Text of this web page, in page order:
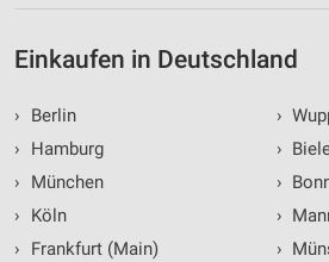
Einkaufen in Deutschland
›
Berlin
›
Hamburg
›
München
›
Köln
›
Frankfurt (Main)
›
›
›
›
›